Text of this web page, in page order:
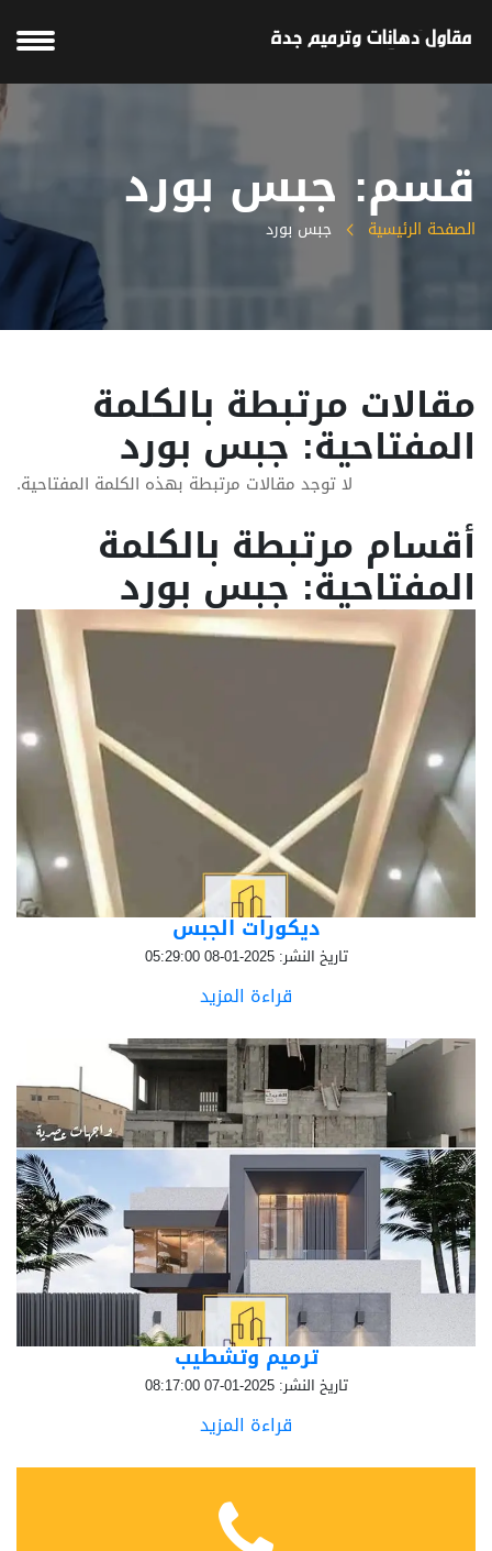
قسم: جبس بورد
الصفحة الرئيسية جبس بورد
مقالات مرتبطة بالكلمة
المفتاحية: جبس بورد
لا توجد مقالات مرتبطة بهذه الكلمة المفتاحية.
أقسام مرتبطة بالكلمة
المفتاحية: جبس بورد
ديكورات الجبس
تاريخ النشر: 2025-01-08 05:29:00
قراءة المزيد
ترميم وتشطيب
تاريخ النشر: 2025-01-07 08:17:00
قراءة المزيد